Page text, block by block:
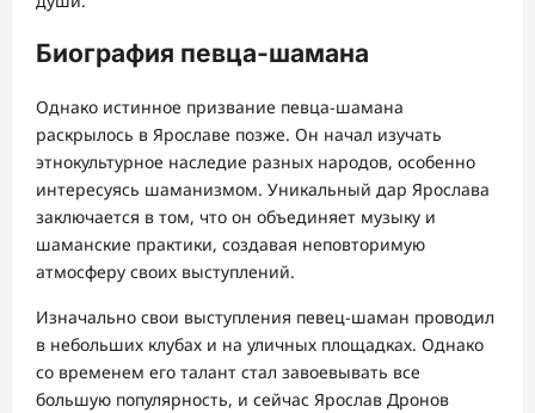
Биография певца-шамана
Однако истинное призвание певца-шамана
раскрылось в Ярославе позже. Он начал изучать
этнокультурное наследие разных народов, особенно
интересуясь шаманизмом. Уникальный дар Ярослава
заключается в том, что он объединяет музыку и
шаманские практики, создавая неповторимую
атмосферу своих выступлений.
Изначально свои выступления певец-шаман проводил
в небольших клубах и на уличных площадках. Однако
со временем его талант стал завоевывать все
большую популярность, и сейчас Ярослав Дронов